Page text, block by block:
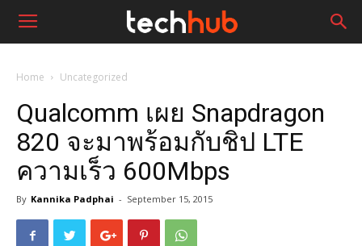
Home Uncategorized
Qualcomm เผย Snapdragon
820 จะมาพร้อมกับชิป LTE
ความเร็ว 600Mbps
By Kannika Padphai - September 15, 2015